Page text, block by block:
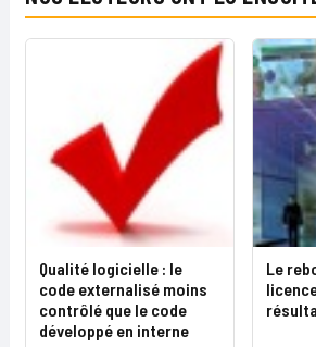
Qualité logicielle : le
code externalisé moins
contrôlé que le code
développé en interne
Le